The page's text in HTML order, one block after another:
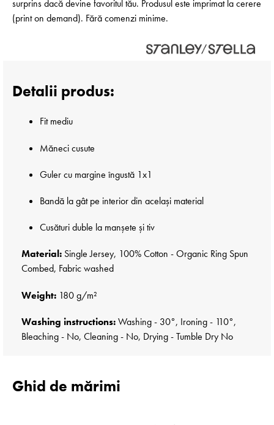
surprins dacă devine favoritul tău. Produsul este imprimat la cerere
(print on demand). Fără comenzi minime.
Detalii produs:
Fit mediu
Măneci cusute
Guler cu margine îngustă 1x1
Bandă la gât pe interior din același material
Cusături duble la manșete și tiv
Material: Single Jersey, 100% Cotton - Organic Ring Spun
Combed, Fabric washed
Weight: 180 g/m²
Washing instructions:Washing - 30°, Ironing - 110°,
Bleaching - No, Cleaning - No, Drying - Tumble Dry No
Ghid de mărimi